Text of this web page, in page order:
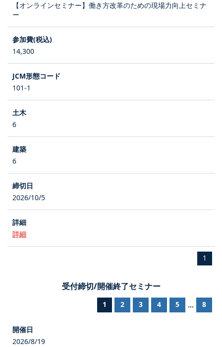
【オンラインセミナー】働き方改革のための現場力向上セミナ
ー
14,300
101-1
6
6
2026/10/5
詳細
1
受付締切/開催終了セミナー
1 2 3 4 5 ... 8
2026/8/19